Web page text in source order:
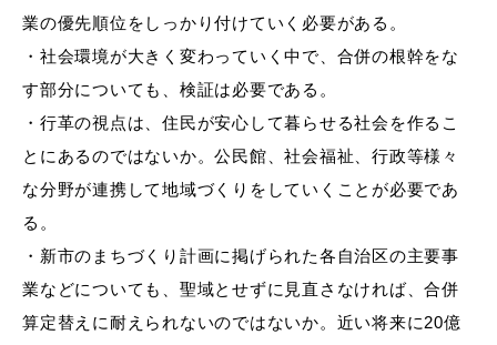
浜田市観光協会ポータルサイト「はまナビ」
移住・出会い応援（はまだ暮らし）
業の優先順位をしっかり付けていく必要がある。
・ 社会環境が大きく変わっていく中で、合併の根幹をな
す部分についても、検証は必要である。
・ 行革の視点は、住民が安心して暮らせる社会を作るこ
とにあるのではないか。公民館、社会福祉、行政等様々
な分野が連携して地域づくりをしていくことが必要であ
る。
・ 新市のまちづくり計画に掲げられた各自治区の主要事
業などについても、聖域とせずに見直さなければ、合併
算定替えに耐えられないのではないか。近い将来に20億